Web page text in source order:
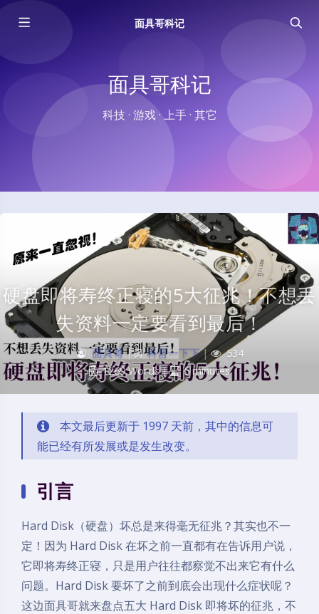
面具哥科记
面具哥科记
科技 · 游戏 · 上手 · 其它
硬盘即将寿终正寝的5大征兆！不想丢
失资料一定要看到最后！
面具哥| 科普一下下|
534
1269 Words| 5 minutes
本文最后更新于 1997 天前，其中的信息可
能已经有所发展或是发生改变。
引言
Hard Disk（硬盘）坏总是来得毫无征兆？其实也不一
定！因为 Hard Disk 在坏之前一直都有在告诉用户说，
它即将寿终正寝，只是用户往往都察觉不出来它有什么
问题。Hard Disk 要坏了之前到底会出现什么症状呢？
这边面具哥就来盘点五大 Hard Disk 即将坏的征兆，不